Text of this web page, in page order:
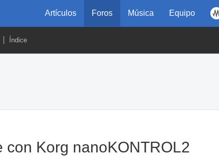
Artículos Foros Música Equipo
Índice
con Korg nanoKONTROL2